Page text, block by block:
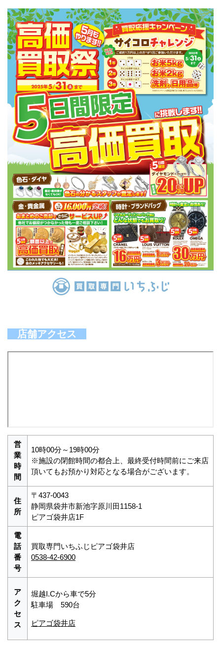
店舗アクセス
営
業
時
間
10時00分～19時00分
※施設の閉館時間の都合上、最終受付時間前にご来店
頂いてもお預かり対応となる場合がございます。
住
所
〒437-0043
静岡県袋井市新池字原川田1158-1
ピアゴ袋井店1F
電
話
番
号
買取専門いちふじピアゴ袋井店
0538-42-6900
ア
ク
セ
ス
堀越I.Cから車で5分
駐車場 590台
ピアゴ袋井店